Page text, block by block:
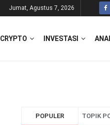
Jumat, Agustus 7, 2026
CRYPTO INVESTASI
POPULER TOPIK